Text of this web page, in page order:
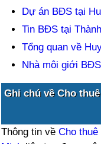
Dự án BĐS tại
Tin BĐS tại
Tổng quan về
Nhà môi giới
Ghi chú về Cho
Thông tin vềCho